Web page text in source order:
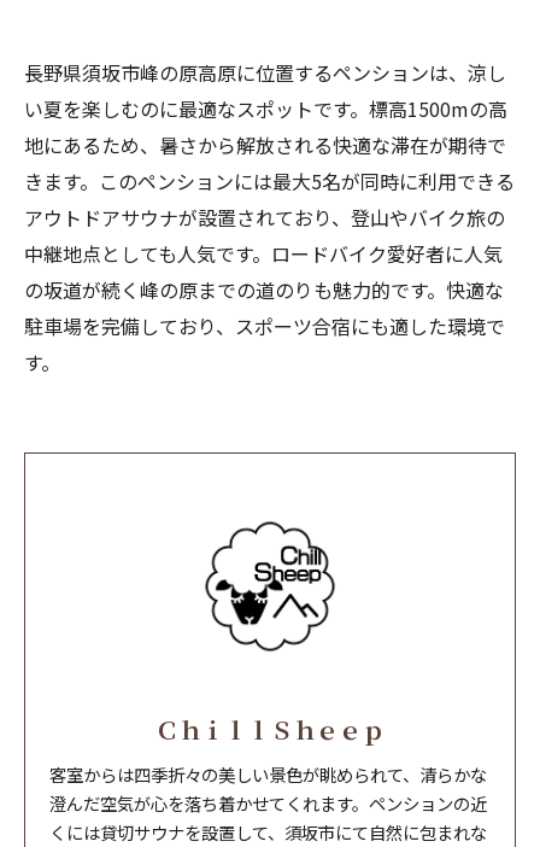
長野県須坂市峰の原高原に位置するペンションは、涼し
い夏を楽しむのに最適なスポットです。標高1500mの高
地にあるため、暑さから解放される快適な滞在が期待で
きます。このペンションには最大5名が同時に利用できる
アウトドアサウナが設置されており、登山やバイク旅の
中継地点としても人気です。ロードバイク愛好者に人気
の坂道が続く峰の原までの道のりも魅力的です。快適な
駐車場を完備しており、スポーツ合宿にも適した環境で
す。
ＣｈｉｌｌＳｈｅｅｐ
客室からは四季折々の美しい景色が眺められて、清らかな
澄んだ空気が心を落ち着かせてくれます。ペンションの近
くには貸切サウナを設置して、須坂市にて自然に包まれな